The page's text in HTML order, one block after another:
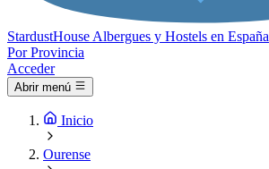
StardustHouse Albergues y Hostels en España
Por Provincia
Acceder
Abrir menú
Inicio
Ourense